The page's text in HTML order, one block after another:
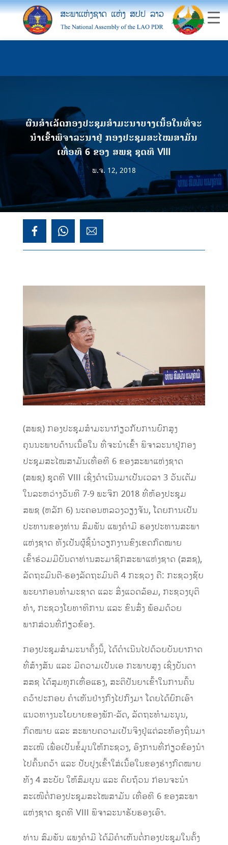
ຜົນສຳເລັດກອງປະຊຸມສໍາມະນາບາງເນື້ອໃນທີ່ຈະ
ນໍາເຂົ້າພິຈາລະນາຢູ່ ກອງປະຊຸມສະໄໝສາມັນ
ເທື່ອທີ 6 ຂອງ ສພຊ ຊຸດທີ VIII
ພ.ຈ. 12, 2018
(ສພຊ) ກອງປະຊຸມສຳມະນາກ່ຽວກັບການຍົກສູງ
ຄຸນນະພາບດ້ານເນື້ອໃນ ທີ່ຈະນໍາເຂົ້່າ ພິຈາລະນາຢູ່ກອງ
ປະຊຸມສະໄໝສາມັນເທື່ອທີ 6 ຂອງສະພາແຫ່ງຊາດ
(ສພຊ) ຊຸດທີ VIII ເຊິ່ງດໍາເນີນມາເປັນເວລາ 3 ວັນເຕັມ
ໃນລະຫວ່າງວັນທີ 7-9 ພະຈິກ 2018 ທີ່ຫ້ອງປະຊຸມ
ສພຊ (ຫລັກ 6) ນະຄອນຫລວງວຽງຈັນ, ໂດຍການເປັນ
ປະທານຂອງທ່ານ ສົມພັນ ແພງຄໍາມີ ຮອງປະທານສະພາ
ແຫ່ງຊາດ ທັງເປັນຜູ້ຊີ້ນໍາວຽກງານຂົງເຂດກົດໝາຍ
ເຂົ້າຮ່ວມມີບັນດາທ່ານສະມາຊິກສະພາແຫ່ງຊາດ (ສສຊ),
ລັດຖະມົນຕີ-ຮອງລັດຖະມົນຕີ 4 ກະຊວງ ຄື: ກະຊວງຊັບ
ພະຍາກອນທໍາມະຊາດ ແລະ ສິ່ງແວດລ້ອມ, ກະຊວງຍຸຕິ
ທໍາ, ກະຊວງໂຍທາທິການ ແລະ ຂົນສົ່ງ ພ້ອມດ້ວຍ
ພາກສ່ວນທີ່ກ່ຽວຂ້ອງ.
ກອງປະຊຸມສໍາມະນາຄັ້ງນີ້, ໄດ້ດໍາເນີນໄປດ້ວຍບັນຍາກາດ
ທີ່ສ້າງສັນ ແລະ ມີຄວາມເປັນເອ ກະພາບສູງ ເຊິ່ງບັນດາ
ສສຊ ໄດ້ສຸມທຸກເຫື່ອແຮງ, ສະຕິປັນຍາເຂົ້າໃນການຄົ້ນ
ຄວ້າປະກອບ ຄໍາເຫັນຢ່າງກົງໄປກົງມາ ໂດຍໄດ້ຍົກເອົາ
ແນວທາງນະໂຍບາຍຂອງພັກ-ລັດ, ລັດຖະທໍາມະນູນ,
ກົດໝາຍ ແລະ ສະພາບຄວາມເປັນຈິງຢູ່ແຕ່ລະທ້ອງຖິ່ນມາ
ສະເໜີ ເພື່ອເປັນຂໍ້ມູນໃຫ້ກະຊວງ, ອົງການທີ່ກ່ຽວຂ້ອງນໍາ
ໄປຄົ້ນຄວ້າ ແລະ ປັບປຸງເຂົ້າໃສ່ເນື້ອໃນຂອງຮ່າງກົດໝາຍ
ທັງ 4 ສະບັບ ໃຫ້ສົມບຸນ ແລະ ຄົບຖ້ວນ ກ່ອນຈະນໍາ
ສະເໜີຕໍ່ກອງປະຊຸມສະໄໝສາມັນ ເທື່ອທີ 6 ຂອງສະພາ
ແຫ່ງຊາດ ຊຸດທີ VIII ພິຈາລະນາຮັບຮອງເອົາ.
ທ່ານ ສົມພັນ ແພງຄຳມີ ໄດ້ມີຄຳເຫັນຕໍ່ກອງປະຊຸມໃນຄັ້ງ